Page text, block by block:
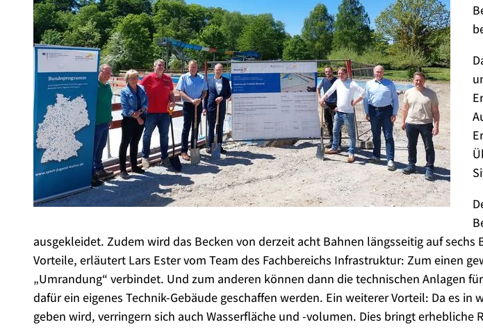
ausgekleidet. Zudem wird das Becken von derzeit acht Bahnen längsseitig auf
Vorteile, erläutert Lars Ester vom Team des Fachbereichs Infrastruktur: Zum einen
„Umrandung“ verbindet. Und zum anderen können dann die technischen Anlagen
dafür ein eigenes Technik-Gebäude geschaffen werden. Ein weiterer Vorteil: Da es
geben wird, verringern sich auch Wasserfläche und -volumen. Dies bringt